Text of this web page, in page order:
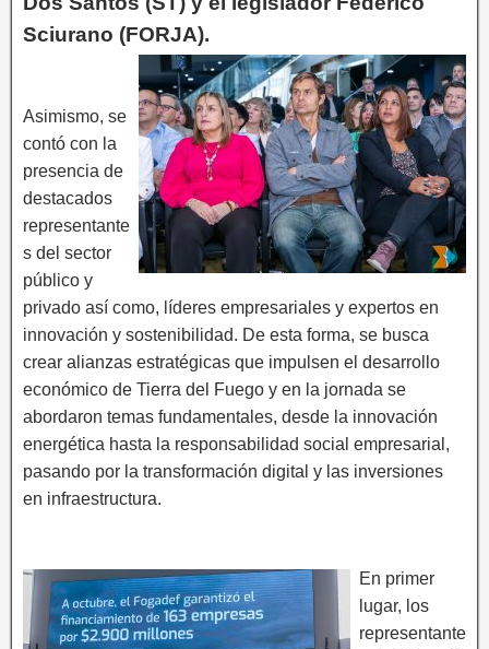
Sciurano (FORJA).
Asimismo, se
contó con la
presencia de
destacados
representante
s del sector
público y
privado así como, líderes empresariales y expertos en
innovación y sostenibilidad. De esta forma, se busca
crear alianzas estratégicas que impulsen el desarrollo
económico de Tierra del Fuego y en la jornada se
abordaron temas fundamentales, desde la innovación
energética hasta la responsabilidad social empresarial,
pasando por la transformación digital y las inversiones
en infraestructura.
En primer
lugar, los
representante